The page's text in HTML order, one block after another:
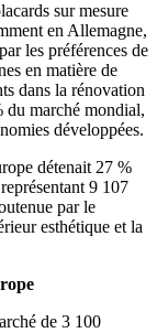
sur mesure
en Allemagne,
les préférences de
en matière de
dans la rénovation
du marché mondial,
développées.
détenait 27 %
9 107
par le
esthétique et la
de 3 100